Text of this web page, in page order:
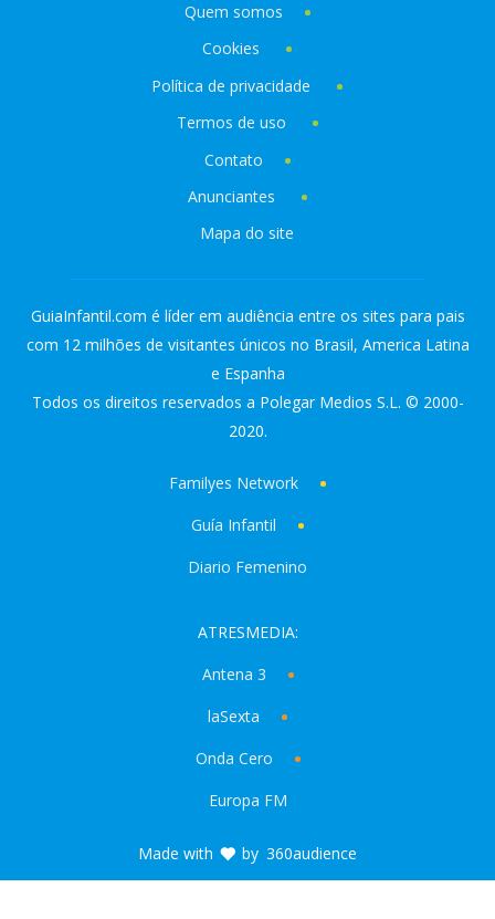
Quem somos
Cookies
Política de privacidade
Termos de uso
Contato
Anunciantes
Mapa do site
GuiaInfantil.com é líder em audiência entre os sites para pais
com 12 milhões de visitantes únicos no Brasil, America Latina
e Espanha
Todos os direitos reservados a Polegar Medios S.L. © 2000-
2020.
Familyes Network
Guía Infantil
Diario Femenino
ATRESMEDIA:
Antena 3
laSexta
Onda Cero
Europa FM
Made with by 360audience